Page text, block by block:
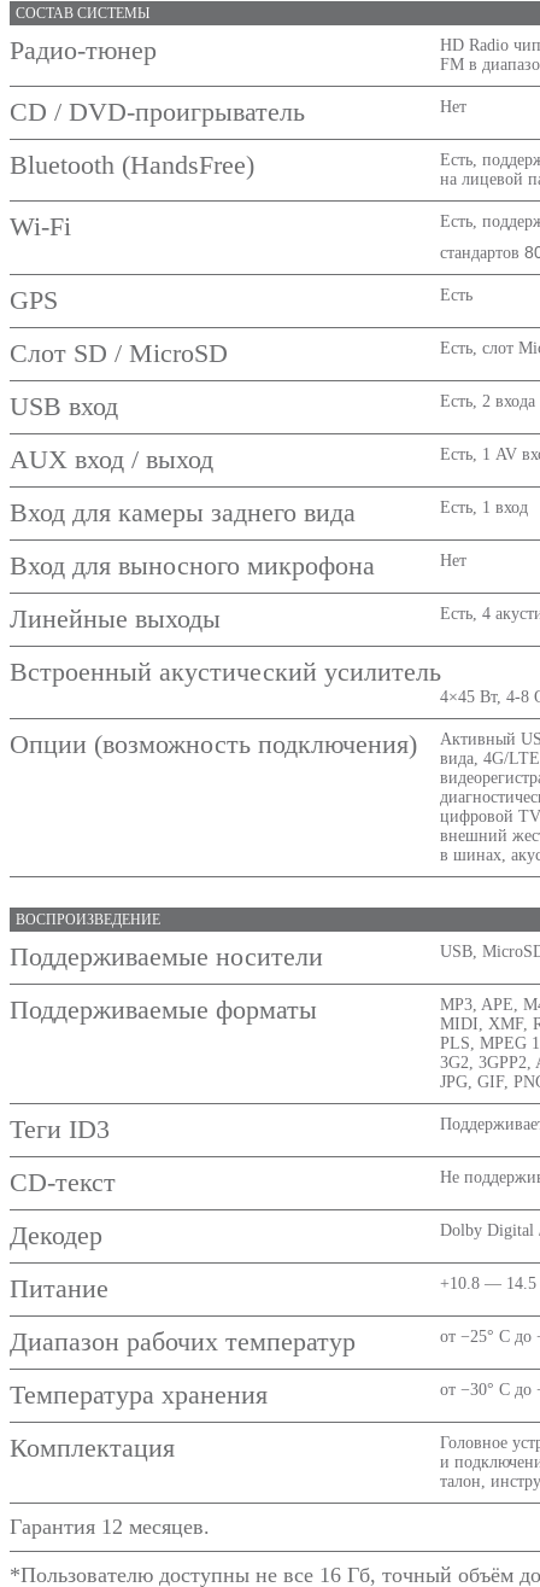
СОСТАВ СИСТЕМЫ
Радио-тюнер
HD Radio
FM в
CD / DVD-проигрыватель Нет
Bluetooth (HandsFree)
Есть,
на лицевой
Wi-Fi
Есть,
стандартов
GPS Есть
Слот SD / MicroSD Есть, слот
USB вход Есть, 2
AUX вход / выход Есть, 1 AV
Вход для камеры заднего вида Есть, 1 вход
Вход для выносного микрофона Нет
Линейные выходы Есть, 4
Встроенный акустический усилитель
4×45 Вт, 4-8
Опции (возможность подключения)
Активный
вида, 4G/
цифровой
внешний
в шинах,
ВОСПРОИЗВЕДЕНИЕ
Поддерживаемые носители USB,
Поддерживаемые форматы
MP3, APE,
MIDI, XMF,
PLS, MPEG
3G2,
JPG, GIF,
Теги ID3
CD-текст Не
Декодер Dolby Digital
Питание +10.8 — 14.5
Диапазон рабочих температур от −25° C до
Температура хранения от −30° C до
Комплектация
Головное
и
талон,
Гарантия 12 месяцев.
*Пользователю доступны не все 16 Гб, точный объём